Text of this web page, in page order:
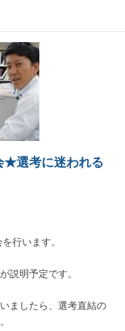
★選考に迷われる
行います。
説明予定です。
ましたら、選考直結の